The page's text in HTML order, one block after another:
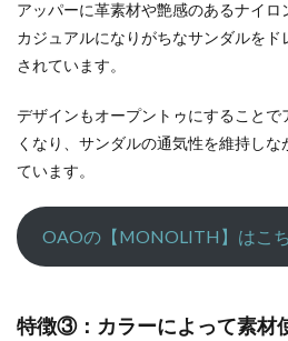
アッパーに革素材や艶感のあるナイロ
カジュアルになりがちなサンダルを
されています。
デザインもオープントゥにすることで
くなり、サンダルの通気性を維持し
ています。
OAOの【MONOLITH】はこ
特徴③：カラーによって素材